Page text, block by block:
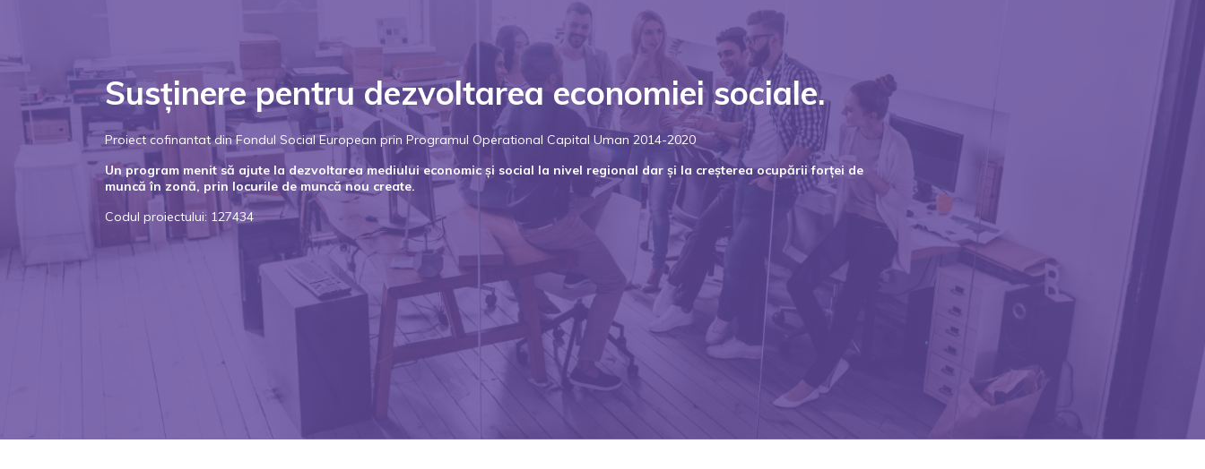
Susținere pentru dezvoltarea economiei sociale.
Proiect cofinantat din Fondul Social European prin Programul Operational Capital Uman 2014-2020
Un program menit să ajute la dezvoltarea mediului economic și social la nivel regional dar și la creșterea ocupării forței de
muncă în zonă, prin locurile de muncă nou create.
Codul proiectului: 127434